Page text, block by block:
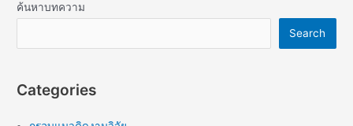
ค้นหาบทความ
Search
Categories